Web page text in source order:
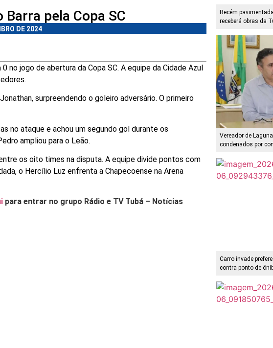
pela Copa SC
DE 2024
no jogo de abertura da Copa SC. A equipe da Cidade Azul
surpreendendo o goleiro adversário. O primeiro
no ataque e achou um segundo gol durante os
ampliou para o Leão.
os oito times na disputa. A equipe divide pontos com
o Hercílio Luz enfrenta a Chapecoense na Arena
para entrar no grupo Rádio e TV Tubá – Notícias
Recém
receberá obras da
Vereador de
condenados por
Carro invade
contra ponto de